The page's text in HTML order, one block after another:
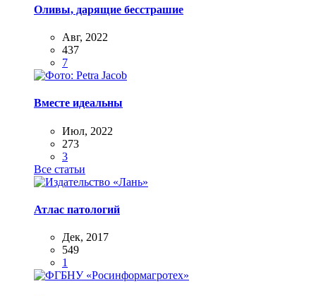
Оливы, дарящие бесстрашие
Авг, 2022
437
7
Вместе идеальны
Июл, 2022
273
3
Все статьи
Атлас патологий
Дек, 2017
549
1